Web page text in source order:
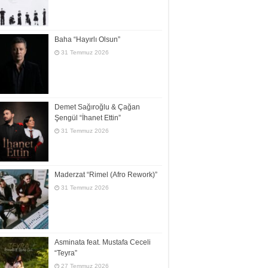
Baha “Hayırlı Olsun”
31 Temmuz 2026
Demet Sağıroğlu & Çağan
Şengül “İhanet Ettin”
31 Temmuz 2026
Maderzat “Rimel (Afro Rework)”
31 Temmuz 2026
Asminata feat. Mustafa Ceceli
“Teyra”
27 Temmuz 2026